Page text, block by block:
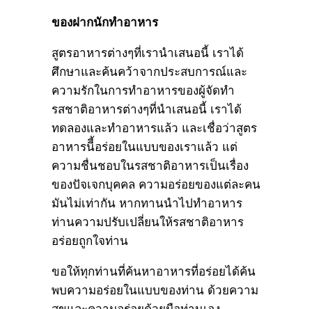
ของฝากนักทำอาหาร
สูตรอาหารต่างๆที่เรานำเสนอนี้ เราได้
ศึกษาและค้นคว้าจากประสบการณ์และ
ความรักในการทำอาหารของผู้จัดทำ
รสชาติอาหารต่างๆที่นำเสนอนี้ เราได้
ทดลองและทำอาหารแล้ว และเชื่อว่าสูตร
อาหารนีี้อร่อยในแบบของเราแล้ว แต่
ความชื่นชอบในรสชาติอาหารเป็นเรื่อง
ของปัจเจกบุคคล ความอร่อยของแต่ละคน
มันไม่เท่ากัน หากทานนำไปทำอาหาร
ท่านความปรับเปลี่ยนให้รสชาติอาหาร
อร่อยถูกใจท่าน
ขอให้ทุกท่านที่ค้นหาอาหารที่อร่อยได้ค้น
พบความอร่อยในแบบของท่าน ด้วยความ